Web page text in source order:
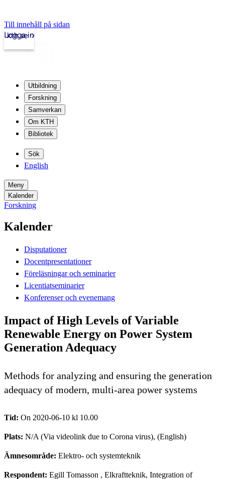
Till innehåll på sidan
kth.se
Logga in
Utbildning
Forskning
Samverkan
Om KTH
Bibliotek
Sök
English
Meny
Kalender
Forskning
Kalender
Disputationer
Docentpresentationer
Föreläsningar och seminarier
Licentiatseminarier
Konferenser och evenemang
Impact of High Levels of Variable
Renewable Energy on Power System
Generation Adequacy
Methods for analyzing and ensuring the generation
adequacy of modern, multi-area power systems
Tid: On 2020-06-10 kl 10.00
Plats: N/A (Via videolink due to Corona virus), (English)
Ämnesområde: Elektro- och systemteknik
Respondent: Egill Tomasson , Elkraftteknik, Integration of